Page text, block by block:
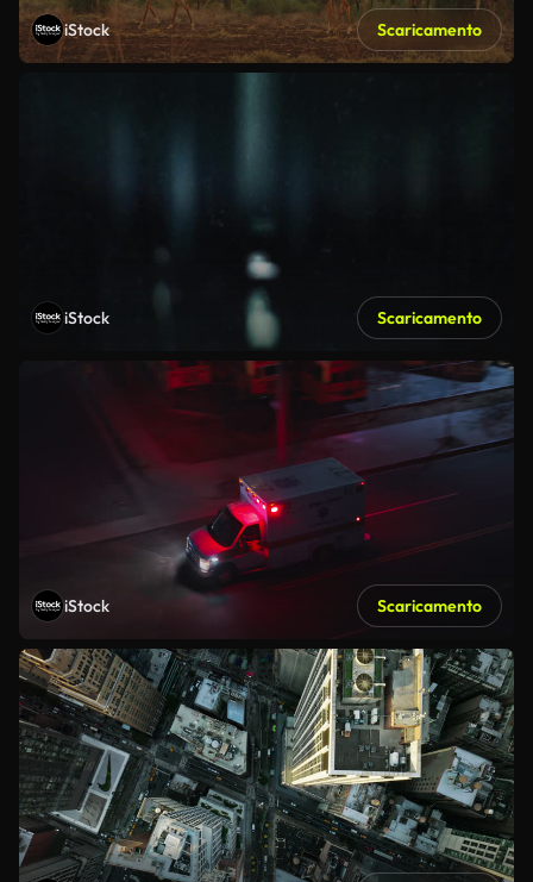
iStock Scaricamento
iStock Scaricamento
iStock Scaricamento